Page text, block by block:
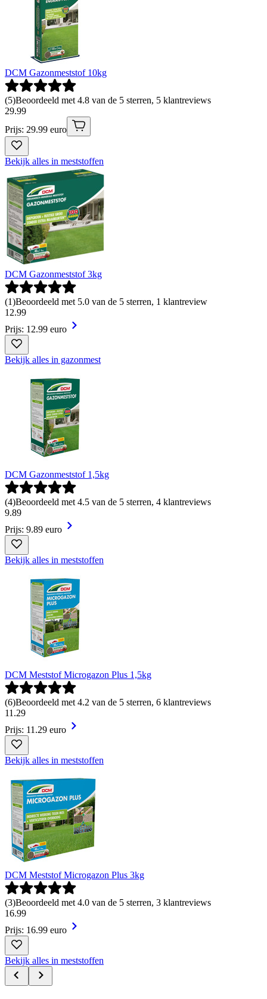
DCM Gazonmeststof 10kg
(5)Beoordeeld met 4.8 van de 5 sterren, 5 klantreviews
29.99
Prijs: 29.99 euro
Bekijk alles in meststoffen
DCM Gazonmeststof 3kg
(1)Beoordeeld met 5.0 van de 5 sterren, 1 klantreview
12.99
Prijs: 12.99 euro
Bekijk alles in gazonmest
DCM Gazonmeststof 1,5kg
(4)Beoordeeld met 4.5 van de 5 sterren, 4 klantreviews
9.89
Prijs: 9.89 euro
Bekijk alles in meststoffen
DCM Meststof Microgazon Plus 1,5kg
(6)Beoordeeld met 4.2 van de 5 sterren, 6 klantreviews
11 .29
Prijs: 11.29 euro
Bekijk alles in meststoffen
DCM Meststof Microgazon Plus 3kg
(3)Beoordeeld met 4.0 van de 5 sterren, 3 klantreviews
16.99
Prijs: 16.99 euro
Bekijk alles in meststoffen